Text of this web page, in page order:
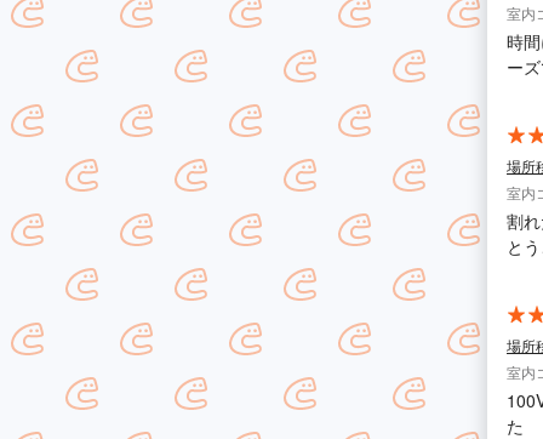
室内
時
ー
場所
室内
割
と
場所
室内
た